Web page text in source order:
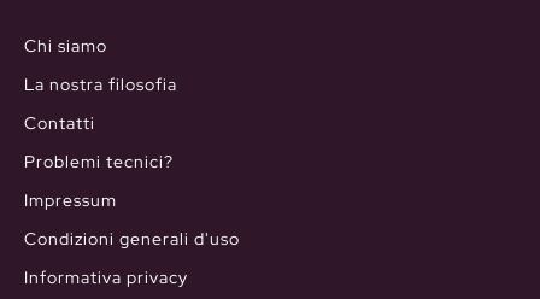
Chi siamo
La nostra filosofia
Contatti
Problemi tecnici?
Impressum
Condizioni generali d'uso
Informativa privacy